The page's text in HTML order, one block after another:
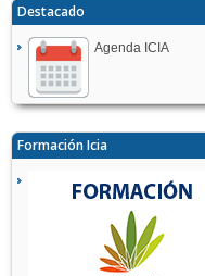
Destacado
Agenda ICIA
Formación Icia